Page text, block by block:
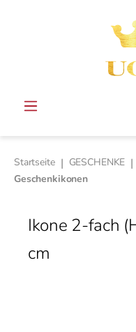
Startseite | GESCHENKE |
Geschenkikonen
Ikone 2-fach
cm